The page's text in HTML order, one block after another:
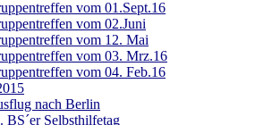
vom 01.Sept.16
vom 02.Juni
vom 12. Mai
vom 03. Mrz.16
vom 04. Feb.16
nach Berlin
BS´er Selbsthilfetag